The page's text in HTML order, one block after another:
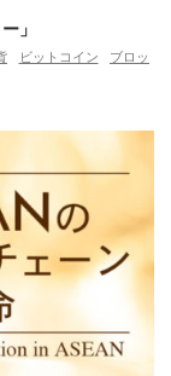
」
ビットコイン
ブロッ